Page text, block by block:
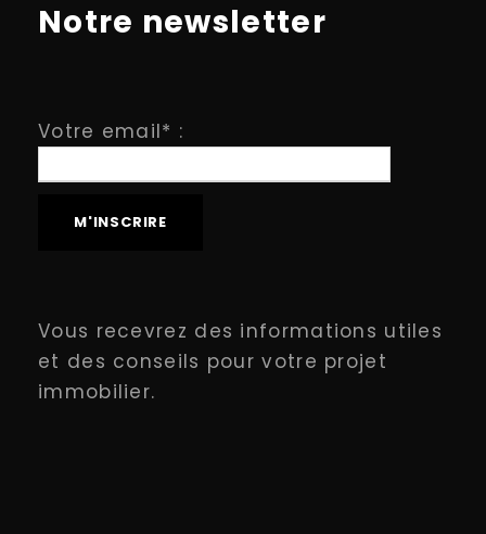
Notre newsletter
Votre email* :
Vous recevrez des informations utiles
et des conseils pour votre projet
immobilier.